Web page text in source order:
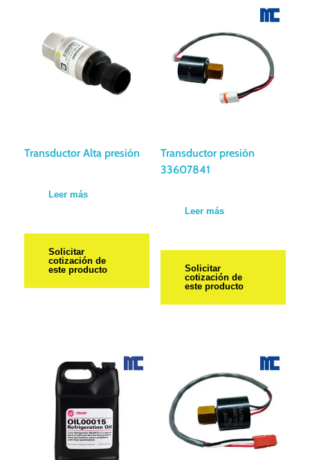
Transductor Alta presión
Leer más
Solicitar
cotización de
este producto
Transductor presión
33607841
Leer más
Solicitar
cotización de
este producto